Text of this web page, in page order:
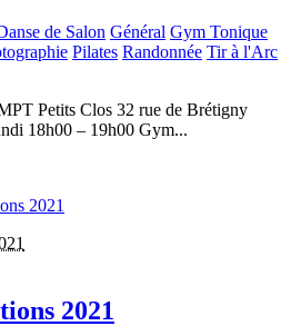
de Salon Général Gym Tonique
Pilates Randonnée Tir à l'Arc
Petits Clos 32 rue de Brétigny
18h00 – 19h00 Gym...
2021